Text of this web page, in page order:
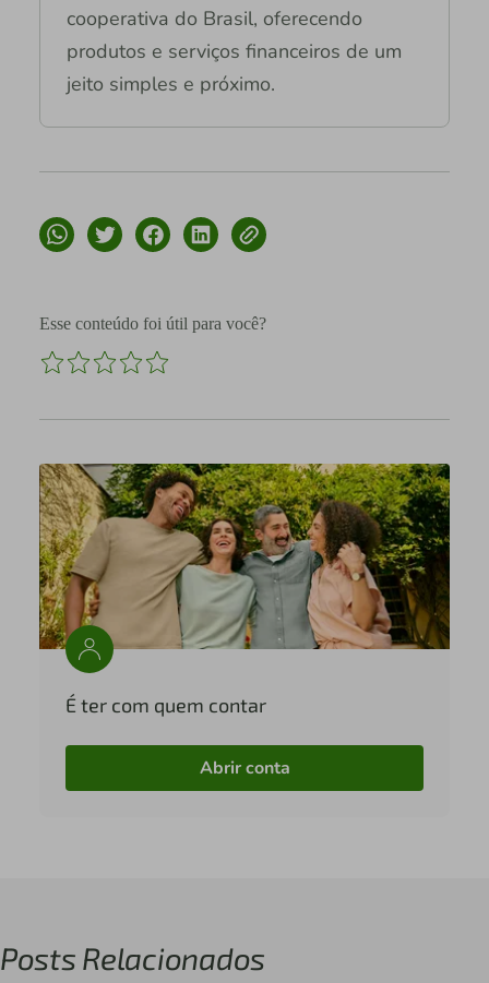
cooperativa do Brasil, oferecendo
produtos e serviços financeiros de um
jeito simples e próximo.
Esse conteúdo foi útil para você?
É ter com quem contar
Abrir conta
Posts Relacionados